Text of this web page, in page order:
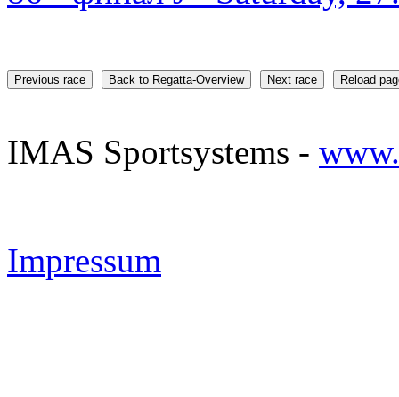
Previous race Back to Regatta-Overview Next race Reload
IMAS Sportsystems -